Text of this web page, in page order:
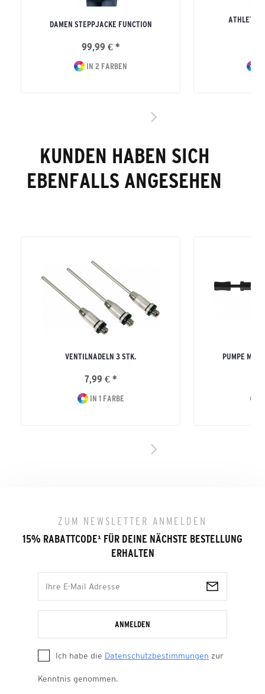
DAMEN STEPPJACKE FUNCTION
99,99 € *
IN 2 FARBEN
ATHLETIC
KUNDEN HABEN SICH
EBENFALLS ANGESEHEN
VENTILNADELN 3 STK.
7,99 € *
IN 1 FARBE
PUMPE MIT
ZUM NEWSLETTER ANMELDEN
15% RABATTCODE¹ FÜR DEINE NÄCHSTE BESTELLUNG
ERHALTEN
ANMELDEN
Ich habe die Datenschutzbestimmungen zur
Kenntnis genommen.